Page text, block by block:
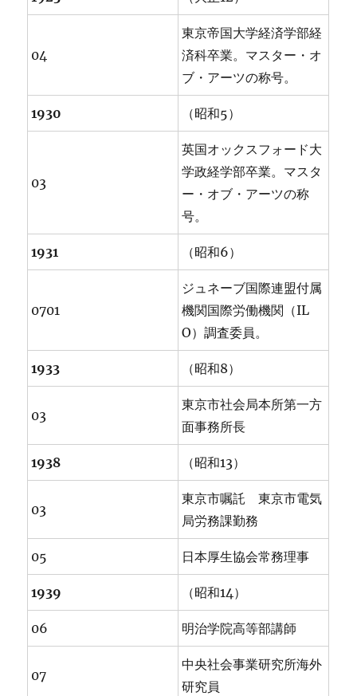
04
東京帝国大学経済学部経
済科卒業。マスター・オ
ブ・アーツの称号。
1930 （昭和5）
03
英国オックスフォード大
学政経学部卒業。マスタ
ー・オブ・アーツの称
号。
1931 （昭和6）
0701
ジュネーブ国際連盟付属
機関国際労働機関（IL
O）調査委員。
1933 （昭和8）
03
東京市社会局本所第一方
面事務所長
1938 （昭和13）
03
東京市嘱託 東京市電気
局労務課勤務
05 日本厚生協会常務理事
1939 （昭和14）
06 明治学院高等部講師
07
中央社会事業研究所海外
研究員